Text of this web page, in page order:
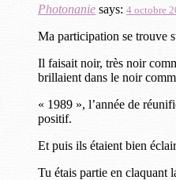
Photonanie says: 4 octobre
Ma participation se trouve
Il faisait noir, très noir
brillaient dans le noir
« 1989 », l’année de
positif.
Et puis ils étaient bien
Tu étais partie en claquant